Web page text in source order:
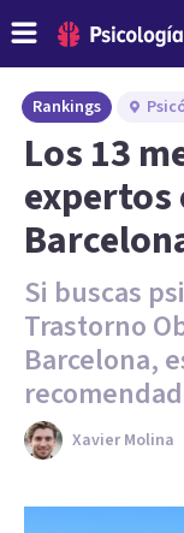
Rankings
Los 13
expertos
Si buscas
Trastorno
Barcelona,
Xavier Molina